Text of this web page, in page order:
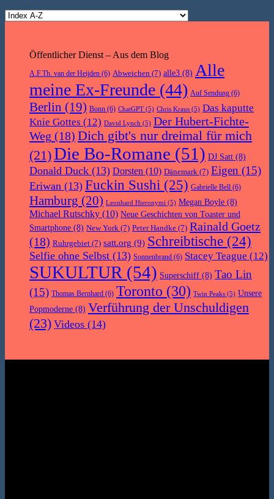
Öffentlicher Dienst – Aus dem Blog
A.F.Th. van der Heijden (6) Abweichen (7) alle3 (8) Alle
meine Ex-Freunde (44) Auf Sendung (6)
Berlin (19) Bonn (6) ChatGPT (5) Chris Kraus (5) Das kaputte
Knie Gottes (12) David Lynch (5) Der Hubert-Fichte-
Weg (18) Dich gibt's nur dreimal für mich
(21)Die Bo-Romane (51) DJ Satt (8)
Donald Duck (13) Dorsten (10) Dänemark (7) Eigen (15)
Eriwan (13) Fuckin Sushi (25) Gabrielle Bell (6)
Hamburg (20) Leonhard Hieronymi (5) Megan Boyle (8)
Michael Rutschky (10) Neue Geschichten von Toaster und
Smartphone (8) New York (7) Peter Handke (7) Rainald Goetz
(18) Ruhrgebiet (7) satt.org (9) Schreibtische (24)
Selfie ohne Selbst (13) Sonnenbrand (6) Stacey Teague (12)
SUKULTUR (54) Superschiff (8) Tao Lin
(15) Thomas Bernhard (6) Toronto (30) Twin Peaks (5) Unsere
Popmoderne (8) Verführung der Unschuldigen
(23) Videos (14)